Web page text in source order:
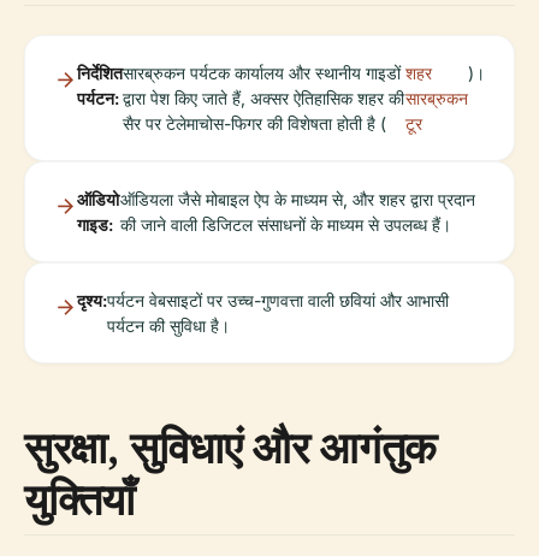
निर्देशित
पर्यटन:
सारब्रुकन पर्यटक कार्यालय और स्थानीय गाइडों
द्वारा पेश किए जाते हैं, अक्सर ऐतिहासिक शहर की
सैर पर टेलेमाचोस-फिगर की विशेषता होती है (
शहर
सारब्रुकन
टूर
)।
ऑडियो
गाइड:
ऑडियला जैसे मोबाइल ऐप के माध्यम से, और शहर द्वारा प्रदान
की जाने वाली डिजिटल संसाधनों के माध्यम से उपलब्ध हैं।
दृश्य:पर्यटन वेबसाइटों पर उच्च-गुणवत्ता वाली छवियां और आभासी
पर्यटन की सुविधा है।
सुरक्षा, सुविधाएं और आगंतुक
युक्तियाँ